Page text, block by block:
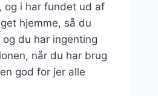
og i har fundet ud af
hjemme, så du
du har ingenting
når du har brug
god for jer alle